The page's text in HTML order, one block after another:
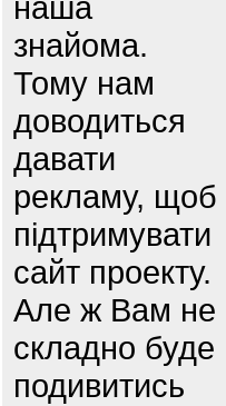
знайома.
Тому нам
доводиться
давати
рекламу, щоб
підтримувати
сайт проекту.
Але ж Вам не
складно буде
подивитись